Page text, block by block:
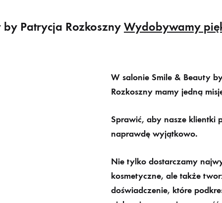
by Patrycja Rozkoszny Wydobywamy
W salonie Smile & Beauty
Rozkoszny mamy jedną
Sprawić, aby nasze klientki
naprawdę wyjątkowo.
Nie tylko dostarczamy
kosmetyczne, ale także
doświadczenie, które